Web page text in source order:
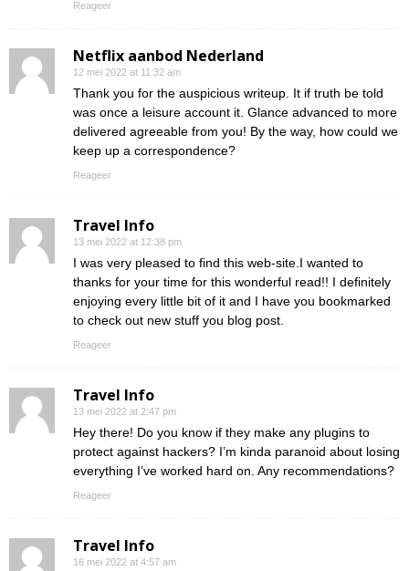
Reageer
Netflix aanbod Nederland
12 mei 2022 at 11:32 am
Thank you for the auspicious writeup. It if truth be told
was once a leisure account it. Glance advanced to more
delivered agreeable from you! By the way, how could we
keep up a correspondence?
Reageer
Travel Info
13 mei 2022 at 12:38 pm
I was very pleased to find this web-site.I wanted to
thanks for your time for this wonderful read!! I definitely
enjoying every little bit of it and I have you bookmarked
to check out new stuff you blog post.
Reageer
Travel Info
13 mei 2022 at 2:47 pm
Hey there! Do you know if they make any plugins to
protect against hackers? I’m kinda paranoid about losing
everything I’ve worked hard on. Any recommendations?
Reageer
Travel Info
16 mei 2022 at 4:57 am